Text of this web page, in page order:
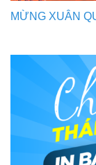
MỪNG XUÂN